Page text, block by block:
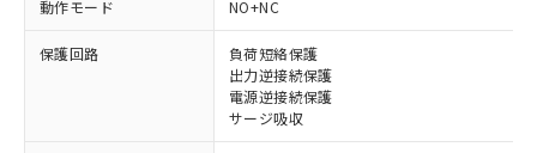
動作モード NO+NC
保護回路
負荷短絡保護
出力逆接続保護
電源逆接続保護
サージ吸収
ご利用条件
非含有に対応した製品が提供可能な商品で
対応予定：EU RoHS指令（10物質）の非含
有に対応した製品に切り替える予定のある